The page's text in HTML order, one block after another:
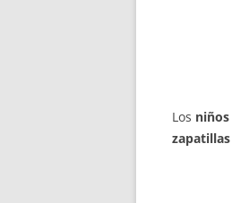
Los niños
zapatillas